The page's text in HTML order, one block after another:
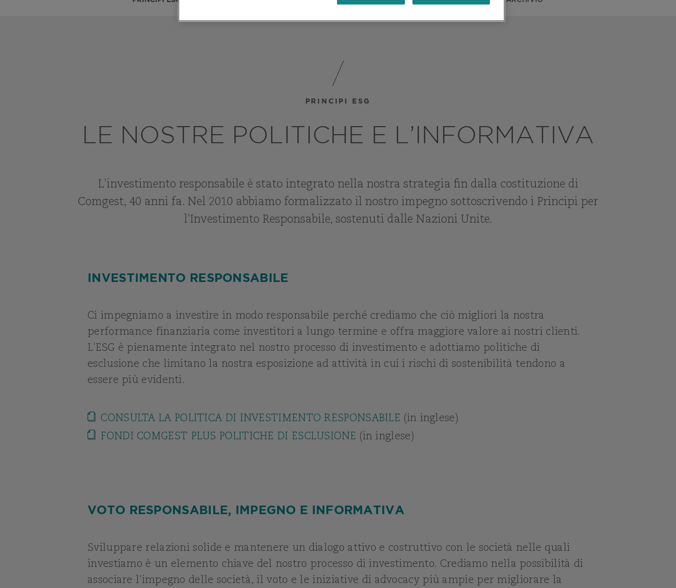
PRINCIPI ESG
LE NOSTRE POLITICHE E L’INFORMATIVA
L'investimento responsabile è stato integrato nella nostra strategia fin dalla costituzione di
Comgest, 40 anni fa. Nel 2010 abbiamo formalizzato il nostro impegno sottoscrivendo i Principi per
l'Investimento Responsabile, sostenuti dalle Nazioni Unite.
INVESTIMENTO RESPONSABILE
Ci impegniamo a investire in modo responsabile perché crediamo che ciò migliori la nostra
performance finanziaria come investitori a lungo termine e offra maggiore valore ai nostri clienti.
L'ESG è pienamente integrato nel nostro processo di investimento e adottiamo politiche di
esclusione che limitano la nostra esposizione ad attività in cui i rischi di sostenibilità tendono a
essere più evidenti.
CONSULTA LA POLITICA DI INVESTIMENTO RESPONSABILE (in inglese)
FONDI COMGEST PLUS POLITICHE DI ESCLUSIONE (in inglese)
VOTO RESPONSABILE, IMPEGNO E INFORMATIVA
Sviluppare relazioni solide e mantenere un dialogo attivo e costruttivo con le società nelle quali
investiamo è un elemento chiave del nostro processo di investimento. Crediamo nella possibilità di
associare l'impegno delle società, il voto e le iniziative di advocacy più ampie per migliorare la